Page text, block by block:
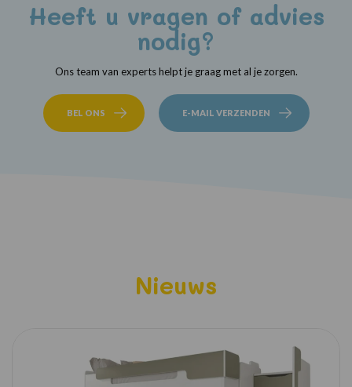
Heeft u vragen of advies
nodig?
Ons team van experts helpt je graag met al je zorgen.
BEL ONS E-MAIL VERZENDEN
Nieuws